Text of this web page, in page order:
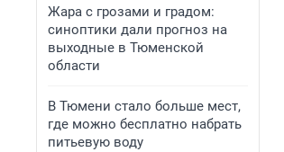
Жара с грозами и градом:
синоптики дали прогноз на
выходные в Тюменской
области
В Тюмени стало больше мест,
где можно бесплатно набрать
питьевую воду